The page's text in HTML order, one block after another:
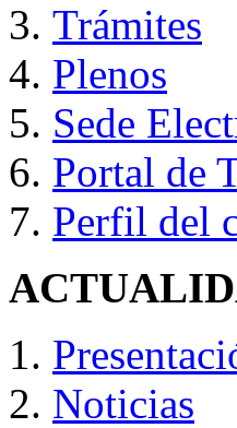
Trámites
Plenos
Sede
Portal de
Perfil del
Noticias